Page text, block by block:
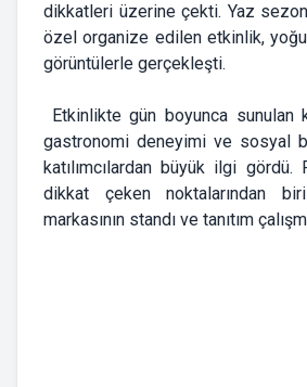
dikkatleri üzerine çekti. Yaz
özel organize edilen etkinlik,
görüntülerle gerçekleşti.
Etkinlikte gün boyunca sunulan
gastronomi deneyimi ve sosyal
katılımcılardan büyük ilgi gördü.
dikkat çeken noktalarından
markasının standı ve tanıtım